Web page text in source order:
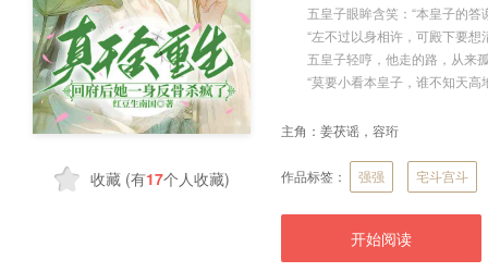
收藏 (有17个人收藏)
五皇子眼眸含笑：“本皇子的答
“左不过以身相许，可殿下要想
五皇子轻哼，他走的路，从来
“莫要小看本皇子，谁不知天高
主角： 姜茯谣，容珩
作品标签： 强强 宅斗宫斗
开始阅读